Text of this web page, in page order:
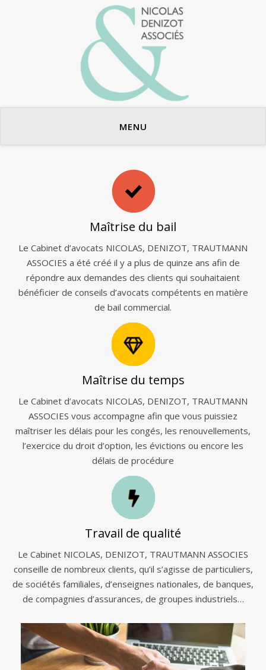
MENU
Maîtrise du bail
Le Cabinet d’avocats NICOLAS, DENIZOT, TRAUTMANN
ASSOCIES a été créé il y a plus de quinze ans afin de
répondre aux demandes des clients qui souhaitaient
bénéficier de conseils d’avocats compétents en matière
de bail commercial.
Maîtrise du temps
Le Cabinet d’avocats NICOLAS, DENIZOT, TRAUTMANN
ASSOCIES vous accompagne afin que vous puissiez
maîtriser les délais pour les congés, les renouvellements,
l’exercice du droit d’option, les évictions ou encore les
délais de procédure
Travail de qualité
Le Cabinet NICOLAS, DENIZOT, TRAUTMANN ASSOCIES
conseille de nombreux clients, qu’il s’agisse de particuliers,
de sociétés familiales, d’enseignes nationales, de banques,
de compagnies d’assurances, de groupes industriels…